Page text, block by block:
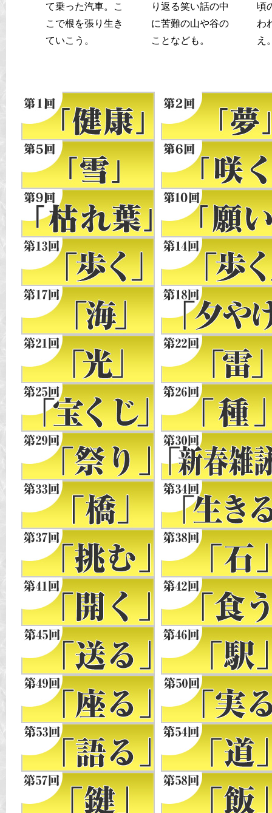
て乗った汽車。こ
こで根を張り生き
ていこう。
り返る笑い話の中
に苦難の山や谷の
ことなども。
頃
わ
え